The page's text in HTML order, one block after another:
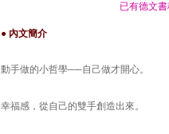
已有德文
● 內文簡介
動手做的小哲學──自己做才開心。
幸福感，從自己的雙手創造出來。